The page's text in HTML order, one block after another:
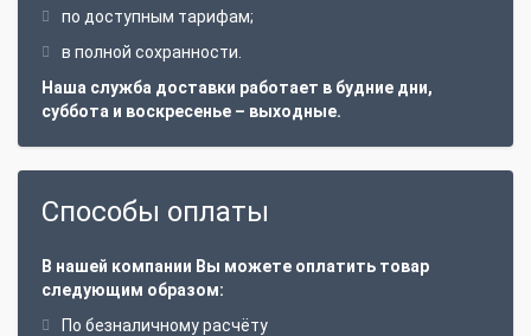
по доступным тарифам;
в полной сохранности.
Наша служба доставки работает в будние дни,
суббота и воскресенье – выходные.
Способы оплаты
В нашей компании Вы можете оплатить товар
следующим образом:
По безналичному расчёту